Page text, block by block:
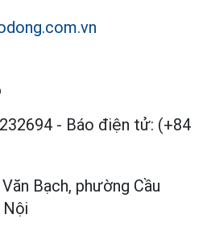
- Báo điện tử: (+84
Bạch, phường Cầu
Nội